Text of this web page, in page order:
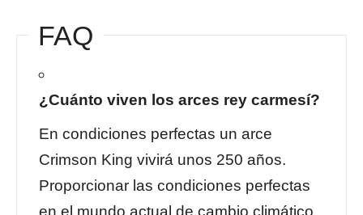
FAQ
¿Cuánto viven los arces rey carmesí?
En condiciones perfectas un arce
Crimson King vivirá unos 250 años.
Proporcionar las condiciones perfectas
en el mundo actual de cambio climático